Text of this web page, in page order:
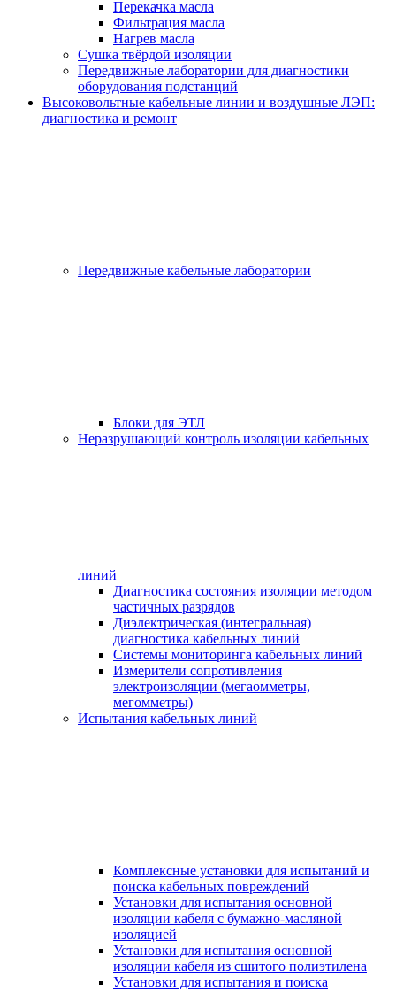
Перекачка масла
Фильтрация масла
Нагрев масла
Сушка твёрдой изоляции
Передвижные лаборатории для диагностики
оборудования подстанций
Высоковольтные кабельные линии и воздушные ЛЭП:
диагностика и ремонт
Передвижные кабельные лаборатории
Блоки для ЭТЛ
Неразрушающий контроль изоляции кабельных
линий
Диагностика состояния изоляции методом
частичных разрядов
Диэлектрическая (интегральная)
диагностика кабельных линий
Системы мониторинга кабельных линий
Измерители сопротивления
электроизоляции (мегаомметры,
мегомметры)
Испытания кабельных линий
Комплексные установки для испытаний и
поиска кабельных повреждений
Установки для испытания основной
изоляции кабеля с бумажно-масляной
изоляцией
Установки для испытания основной
изоляции кабеля из сшитого полиэтилена
Установки для испытания и поиска